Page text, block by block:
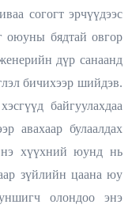
согогт эрчүүдээс
оюуны бядтай овгор
дүр санаанд
бичихээр шийдэв.
байгуулахдаа
авахаар булаалдах
хүүхний юунд нь
зүйлийн цаана юу
олондоо энэ